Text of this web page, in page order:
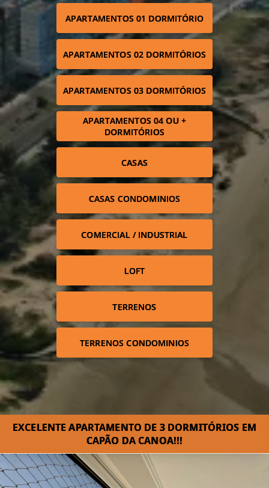
APARTAMENTOS 01 DORMITÓRIO
APARTAMENTOS 02 DORMITÓRIOS
APARTAMENTOS 03 DORMITÓRIOS
APARTAMENTOS 04 OU +
DORMITÓRIOS
CASAS
CASAS CONDOMINIOS
COMERCIAL / INDUSTRIAL
LOFT
TERRENOS
TERRENOS CONDOMINIOS
EXCELENTE APARTAMENTO DE 3 DORMITÓRIOS EM
CAPÃO DA CANOA!!!